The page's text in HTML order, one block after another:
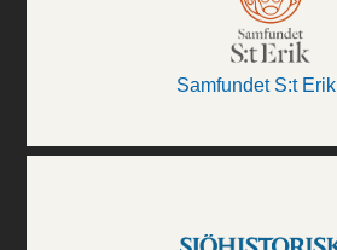
Samfundet S:t Erik